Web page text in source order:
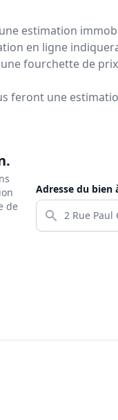
estimation
en ligne
fourchette de
feront une
de
Adresse du bien